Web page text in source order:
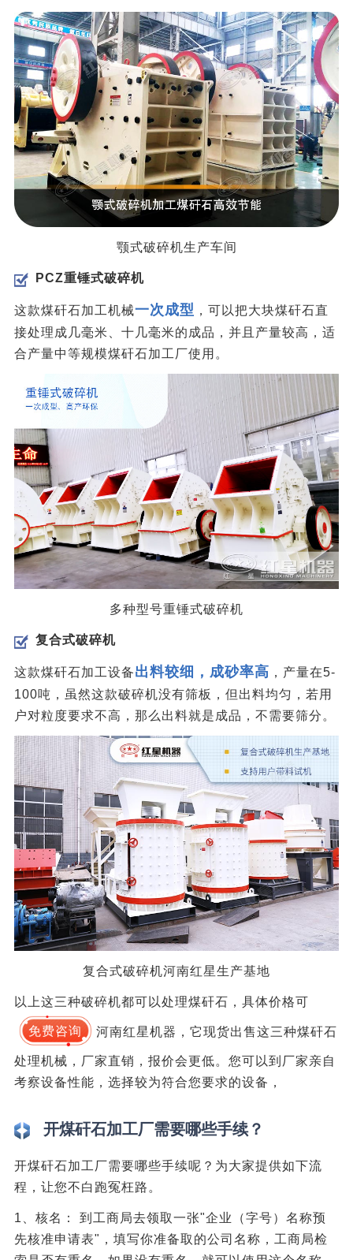
颚式破碎机生产车间
PCZ重锤式破碎机
这款煤矸石加工机械一次成型 ，可以把大块煤矸石直
接处理成几毫米、十几毫米的成品，并且产量较高，适
合产量中等规模煤矸石加工厂使用。
多种型号重锤式破碎机
复合式破碎机
这款煤矸石加工设备出料较细， 成砂率高 ，产量在5-
100吨，虽然这款破碎机没有筛板，但出料均匀，若用
户对粒度要求不高，那么出料就是成品，不需要筛分。
复合式破碎机河南红星生产基地
以上这三种破碎机都可以处理煤矸石，具体价格可
免费咨询 河南红星机器，它现货出售这三种煤矸石
处理机械，厂家直销，报价会更低。您可以到厂家亲自
考察设备性能，选择较为符合您要求的设备，
开煤矸石加工厂需要哪些手续？
开煤矸石加工厂需要哪些手续呢？为大家提供如下流
程，让您不白跑冤枉路。
1、核名： 到工商局去领取一张"企业（字号）名称预
先核准申请表"，填写你准备取的公司名称，工商局检